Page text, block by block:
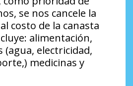
se nos cancele la
costo de la canasta
alimentación,
(agua, electricidad,
medicinas y